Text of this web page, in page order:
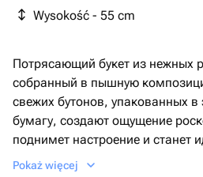
Wysokość - 55 cm
Потрясающий букет из нежных
собранный в пышную
свежих бутонов, упакованных в
бумагу, создают ощущение
поднимет настроение и станет
для любого случая — дня
Pokaż więcej